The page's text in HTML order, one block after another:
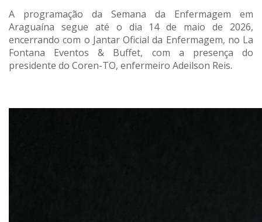
A programação da Semana da Enfermagem em
Araguaína segue até o dia 14 de maio de 2026,
encerrando com o Jantar Oficial da Enfermagem, no La
Fontana Eventos & Buffet, com a presença do
presidente do Coren-TO, enfermeiro Adeilson Reis.